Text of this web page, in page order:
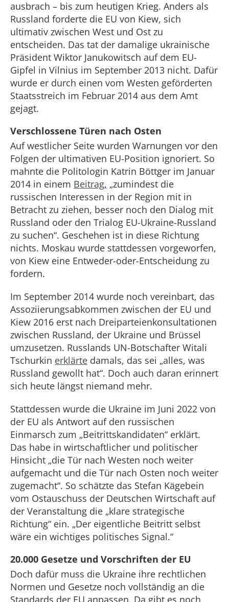
ausbrach – bis zum heutigen Krieg. Anders als
Russland forderte die EU von Kiew, sich
ultimativ zwischen West und Ost zu
entscheiden. Das tat der damalige ukrainische
Präsident Wiktor Janukowitsch auf dem EU-
Gipfel in Vilnius im September 2013 nicht. Dafür
wurde er durch einen vom Westen geförderten
Staatsstreich im Februar 2014 aus dem Amt
gejagt.
Verschlossene Türen nach Osten
Auf westlicher Seite wurden Warnungen vor den
Folgen der ultimativen EU-Position ignoriert. So
mahnte die Politologin Katrin Böttger im Januar
2014 in einem Beitrag, „zumindest die
russischen Interessen in der Region mit in
Betracht zu ziehen, besser noch den Dialog mit
Russland oder den Trialog EU-Ukraine-Russland
zu suchen“. Geschehen ist in diese Richtung
nichts. Moskau wurde stattdessen vorgeworfen,
von Kiew eine Entweder-oder-Entscheidung zu
fordern.
Im September 2014 wurde noch vereinbart, das
Assoziierungsabkommen zwischen der EU und
Kiew 2016 erst nach Dreiparteienkonsultationen
zwischen Russland, der Ukraine und Brüssel
umzusetzen. Russlands UN-Botschafter Witali
Tschurkin erklärte damals, das sei „alles, was
Russland gewollt hat“. Doch auch daran erinnert
sich heute längst niemand mehr.
Stattdessen wurde die Ukraine im Juni 2022 von
der EU als Antwort auf den russischen
Einmarsch zum „Beitrittskandidaten“ erklärt.
Das habe in wirtschaftlicher und politischer
Hinsicht „die Tür nach Westen noch weiter
aufgemacht und die Tür nach Osten noch weiter
zugemacht“. So schätzte das Stefan Kägebein
vom Ostauschuss der Deutschen Wirtschaft auf
der Veranstaltung die „klare strategische
Richtung“ ein. „Der eigentliche Beitritt selbst
wäre ein wichtiges politisches Signal.“
20.000 Gesetze und Vorschriften der EU
Doch dafür muss die Ukraine ihre rechtlichen
Normen und Gesetze noch vollständig an die
Standards der EU anpassen. Da gibt es noch